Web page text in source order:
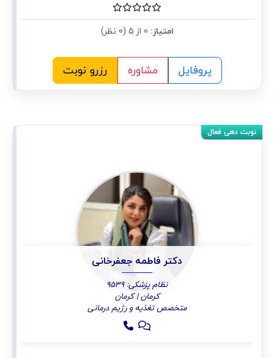
امتیاز:
پروفایل مشاوره رزرو نوبت
دکتر فاطمه جعفرخانی
نظام پزشکی: 9539
کرمان | کرمان
متخصص تغذیه و رژیم درمانی